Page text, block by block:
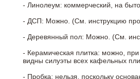
- Линолеум: коммерческий, на
- ДСП: Можно. (См. инструкцию
- Деревянный пол: Можно. (См.
- Керамическая плитка: можно, при
видны силуэты всех кафельных
- Пробка: нельзя, поскольку